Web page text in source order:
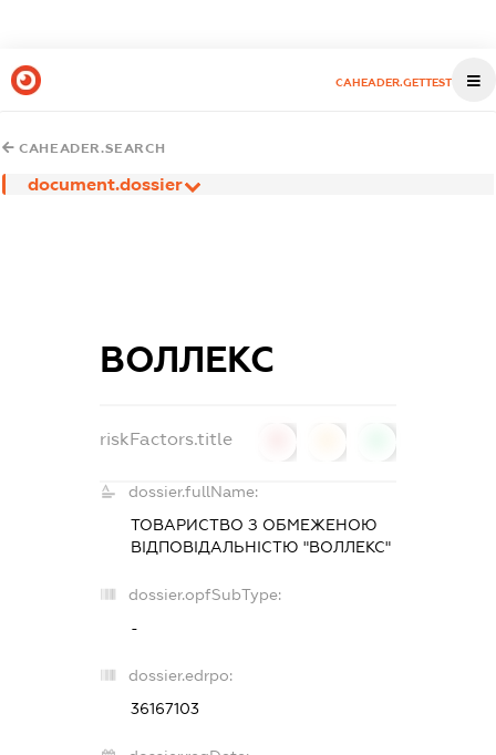
CAHEADER.GETTEST
CAHEADER.SEARCH
document.dossier
ВОЛЛЕКС
riskFactors.title
dossier.fullName:
ТОВАРИСТВО З ОБМЕЖЕНОЮ
ВІДПОВІДАЛЬНІСТЮ "ВОЛЛЕКС"
dossier.opfSubType:
-
dossier.edrpo:
36167103